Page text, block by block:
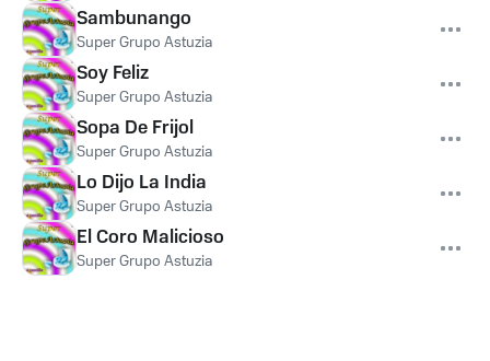
Sambunango
Super Grupo Astuzia
Soy Feliz
Super Grupo Astuzia
Sopa De Frijol
Super Grupo Astuzia
Lo Dijo La India
Super Grupo Astuzia
El Coro Malicioso
Super Grupo Astuzia